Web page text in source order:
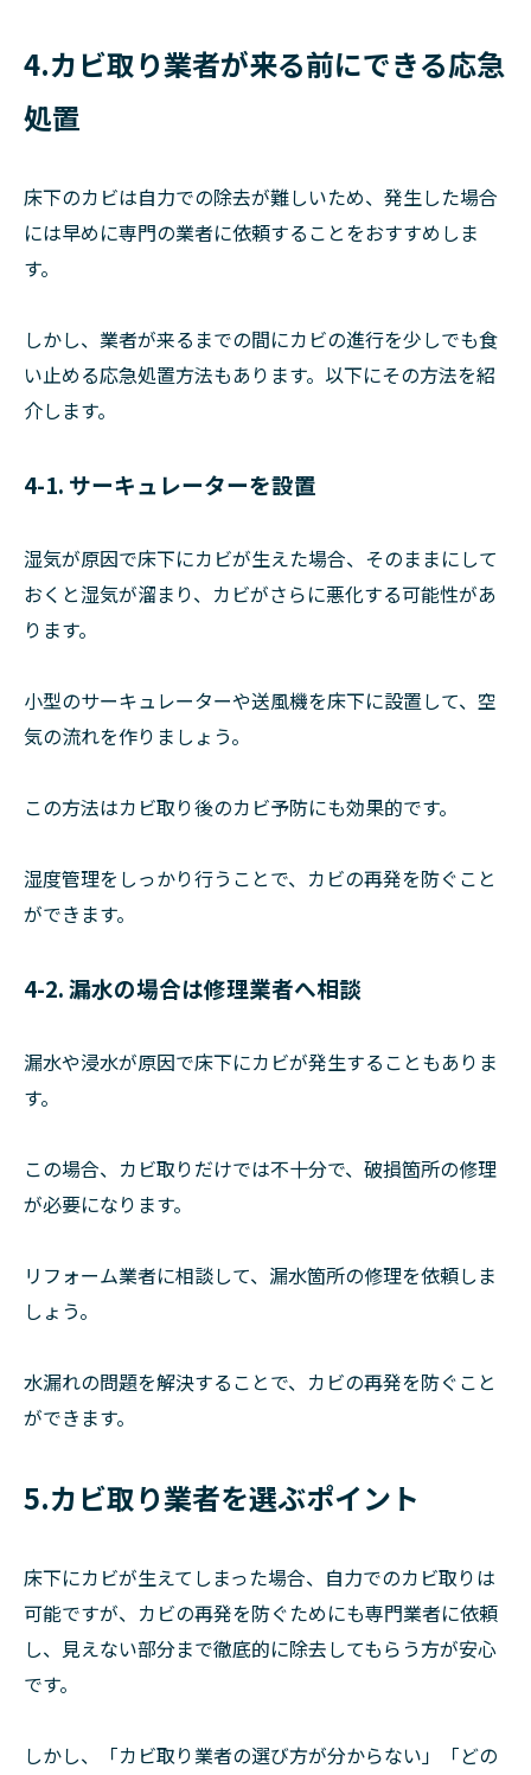
4.カビ取り業者が来る前にできる応急
処置
床下のカビは自力での除去が難しいため、発生した場合
には早めに専門の業者に依頼することをおすすめしま
す。
しかし、業者が来るまでの間にカビの進行を少しでも食
い止める応急処置方法もあります。以下にその方法を紹
介します。
4-1. サーキュレーターを設置
湿気が原因で床下にカビが生えた場合、そのままにして
おくと湿気が溜まり、カビがさらに悪化する可能性があ
ります。
小型のサーキュレーターや送風機を床下に設置して、空
気の流れを作りましょう。
この方法はカビ取り後のカビ予防にも効果的です。
湿度管理をしっかり行うことで、カビの再発を防ぐこと
ができます。
4-2. 漏水の場合は修理業者へ相談
漏水や浸水が原因で床下にカビが発生することもありま
す。
この場合、カビ取りだけでは不十分で、破損箇所の修理
が必要になります。
リフォーム業者に相談して、漏水箇所の修理を依頼しま
しょう。
水漏れの問題を解決することで、カビの再発を防ぐこと
ができます。
5.カビ取り業者を選ぶポイント
床下にカビが生えてしまった場合、自力でのカビ取りは
可能ですが、カビの再発を防ぐためにも専門業者に依頼
し、見えない部分まで徹底的に除去してもらう方が安心
です。
しかし、「カビ取り業者の選び方が分からない」「どの